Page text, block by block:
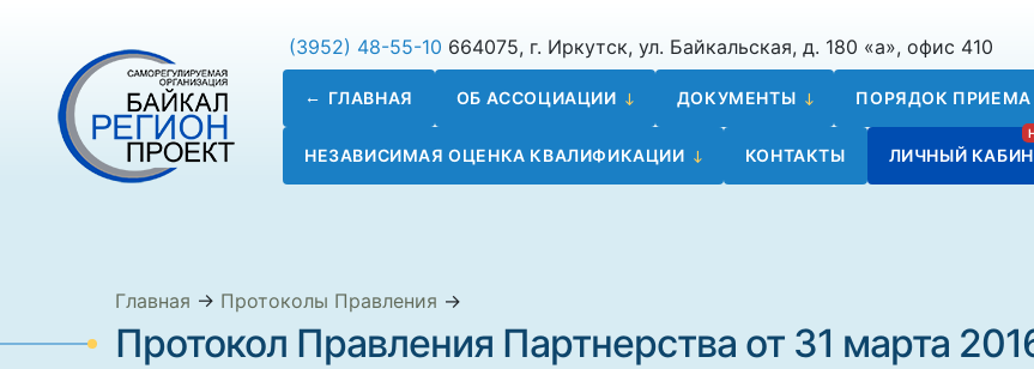
(3952) 48-55-10 664075, г. Иркутск, ул. Байкальская, д. 180 «а», офис 410
ГЛАВНАЯ ОБ АССОЦИАЦИИ ДОКУМЕНТЫ ПОРЯДОК ПРИЕМА
НЕЗАВИСИМАЯ ОЦЕНКА КВАЛИФИКАЦИИ КОНТАКТЫ ЛИЧНЫЙ
Главная → Протоколы Правления →
Протокол Правления Партнерства от 31 марта